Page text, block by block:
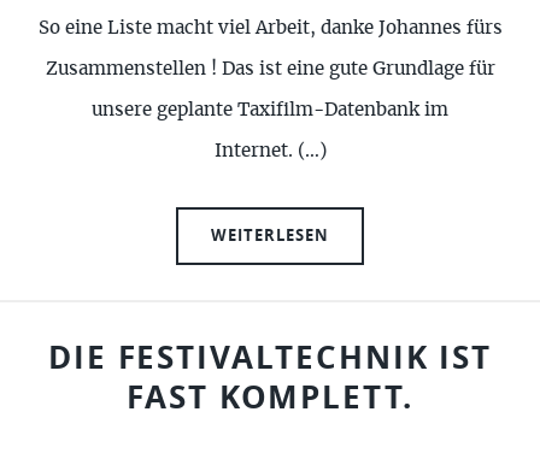
So eine Liste macht viel Arbeit, danke Johannes fürs
Zusammenstellen ! Das ist eine gute Grundlage für
unsere geplante Taxifilm-Datenbank im
Internet. (…)
WEITERLESEN
DIE FESTIVALTECHNIK IST
FAST KOMPLETT.